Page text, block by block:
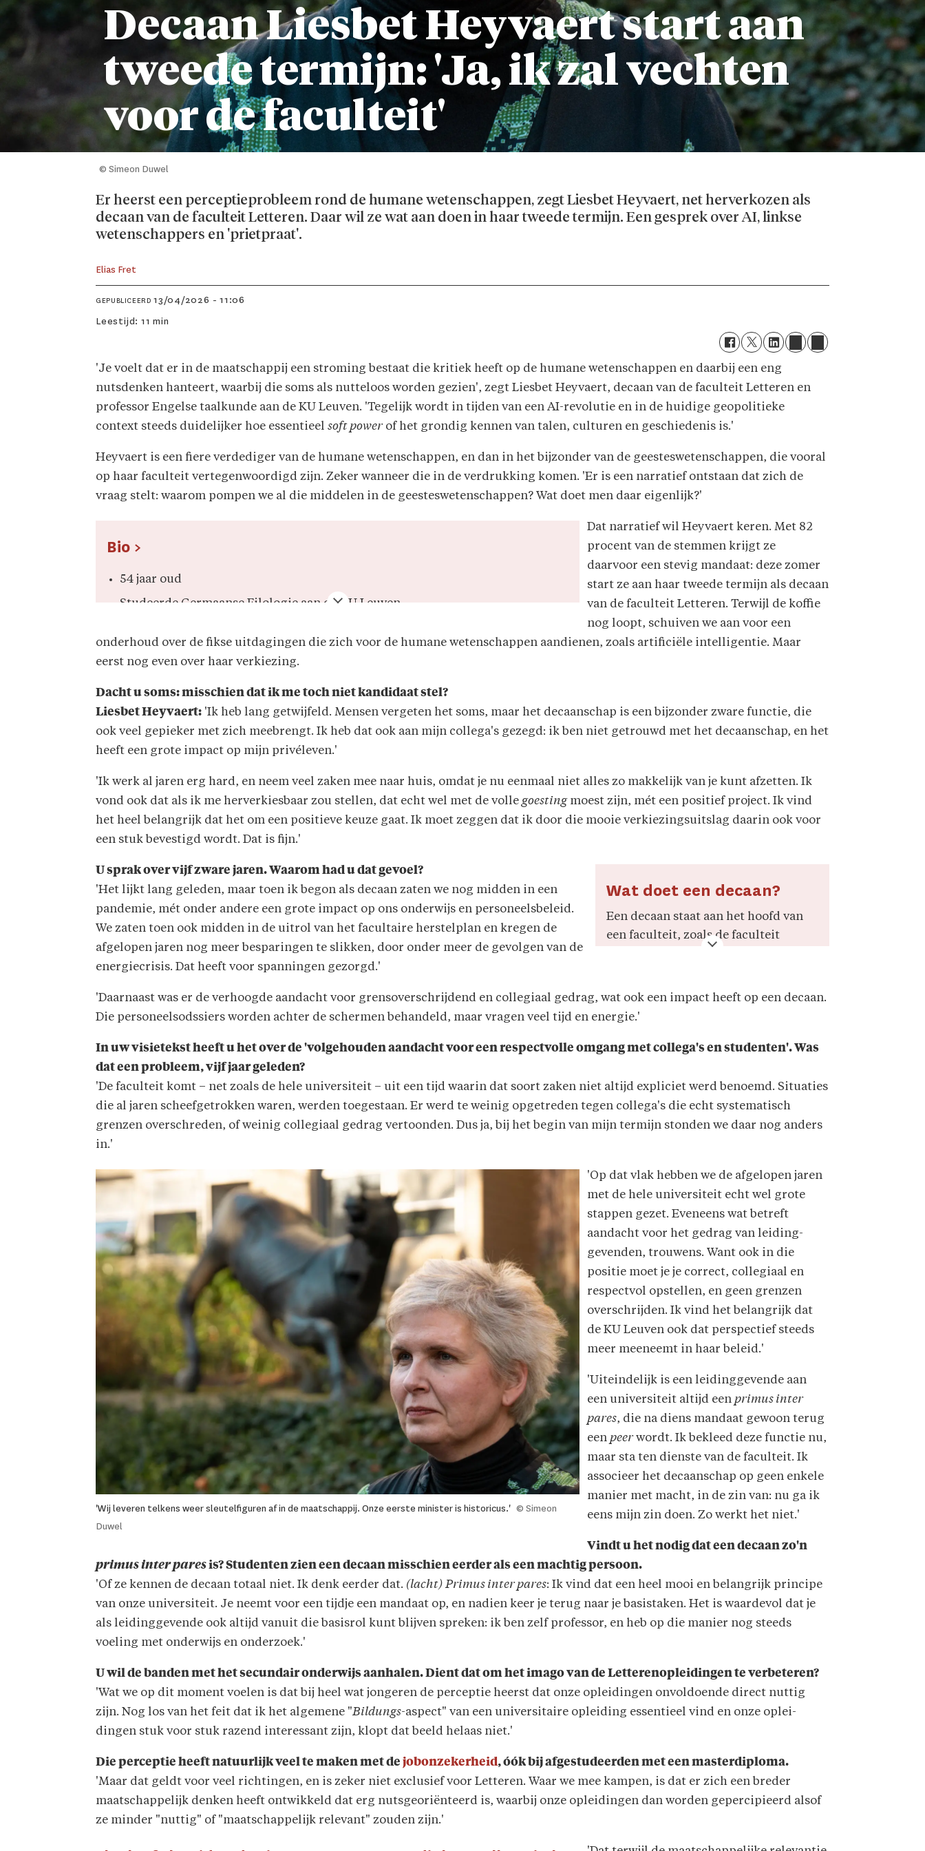
Decaan Liesbet Heyvaert start aan
tweede termijn: 'Ja, ik zal vechten
voor de faculteit'
© Simeon Duwel
Er heerst een perceptieprobleem rond de humane wetenschappen, zegt Liesbet Heyvaert, net herverkozen als
decaan van de faculteit Letteren. Daar wil ze wat aan doen in haar tweede termijn. Een gesprek over AI, linkse
wetenschappers en 'prietpraat'.
Elias Fret
GEPUBLICEERD
13/04/2026 - 11:06
Leestijd: 11 min
'Je voelt dat er in de maatschappij een stroming bestaat die kritiek heeft op de humane wetenschappen en daarbij een eng
nutsdenken hanteert, waarbij die soms als nutteloos worden gezien', zegt Liesbet Heyvaert, decaan van de faculteit Letteren en
professor Engelse taalkunde aan de KU Leuven. 'Tegelijk wordt in tijden van een AI-revolutie en in de huidige geopolitieke
context steeds duidelijker hoe essentieelsoft powerof het grondig kennen van talen, culturen en geschiedenis is.'
Heyvaert is een fiere verdediger van de humane wetenschappen, en dan in het bijzonder van de geesteswetenschappen, die vooral
op haar faculteit vertegenwoordigd zijn. Zeker wanneer die in de verdrukking komen. 'Er is een narratief ontstaan dat zich de
vraag stelt: waarom pompen we al die middelen in de geesteswetenschappen? Wat doet men daar eigenlijk?'
Bio >
54 jaar oud
Studeerde Germaanse Filologie aan de KU Leuven
grammatica aan de Macquarie University in Sydney
Vicedecaan Onderwijs aan de faculteit Letteren tussen 2015 en 2021
Voor een eerste keer verkozen als decaan in 2021, en in 2026 voor een tweede
Dat narratief wil Heyvaert keren. Met 82
procent van de stemmen krijgt ze
daarvoor een stevig mandaat: deze zomer
start ze aan haar tweede termijn als decaan
van de faculteit Letteren. Terwijl de koffie
nog loopt, schuiven we aan voor een
onderhoud over de fikse uitdagingen die zich voor de humane wetenschappen aandienen, zoals artificiële intelligentie. Maar
eerst nog even over haar verkiezing.
Dacht u soms: misschien dat ik me toch niet kandidaat stel?
Liesbet Heyvaert: 'Ik heb lang getwijfeld. Mensen vergeten het soms, maar het decaanschap is een bijzonder zware functie, die
ook veel gepieker met zich meebrengt. Ik heb dat ook aan mijn collega's gezegd: ik ben niet getrouwd met het decaanschap, en het
heeft een grote impact op mijn privéleven.'
'Ik werk al jaren erg hard, en neem veel zaken mee naar huis, omdat je nu eenmaal niet alles zo makkelijk van je kunt afzetten. Ik
vond ook dat als ik me herverkiesbaar zou stellen, dat echt wel met de vollegoestingmoest zijn, mét een positief project. Ik vind
het heel belangrijk dat het om een positieve keuze gaat. Ik moet zeggen dat ik door die mooie verkiezingsuitslag daarin ook voor
een stuk bevestigd wordt. Dat is fijn.'
Wat doet een decaan?
Een decaan staat aan het hoofd van
een faculteit, zoals de faculteit
studen­ten- en personeelsbeleid aan
zo'n facul­teit. Het gaat telkens om
aan zet is.
U sprak over vijf zware jaren. Waarom had u dat gevoel?
'Het lijkt lang geleden, maar toen ik begon als decaan zaten we nog midden in een
pandemie, mét onder andere een grote impact op ons onderwijs en personeelsbeleid.
We zaten toen ook midden in de uitrol van het facultaire herstelplan en kregen de
afgelopen jaren nog meer besparingen te slikken, door onder meer de gevolgen van de
energiecrisis. Dat heeft voor spanningen gezorgd.'
'Daarnaast was er de verhoogde aandacht voor grensoverschrijdend en collegiaal gedrag, wat ook een impact heeft op een decaan.
Die personeelsodssiers worden achter de schermen behandeld, maar vragen veel tijd en energie.'
In uw visietekst heeft u het over de 'volgehouden aandacht voor een respectvolle omgang met collega's en studenten'. Was
dat een probleem, vijf jaar geleden?
'De faculteit komt – net zoals de hele universiteit – uit een tijd waarin dat soort zaken niet altijd expliciet werd benoemd. Situaties
die al jaren scheefgetrokken waren, werden toegestaan. Er werd te weinig opgetreden tegen collega's die echt syste­matisch
grenzen overschreden, of weinig collegiaal gedrag vertoonden. Dus ja, bij het begin van mijn termijn stonden we daar nog anders
in.'
'Wij leveren telkens weer sleutelfiguren af in de maatschappij. Onze eerste minister is historicus.' © Simeon
Duwel
'Op dat vlak hebben we de afgelopen jaren
met de hele universiteit echt wel grote
stappen gezet. Eveneens wat betreft
aandacht voor het gedrag van leiding­
gevenden, trouwens. Want ook in die
positie moet je je correct, collegiaal en
respectvol opstellen, en geen grenzen
overschrijden. Ik vind het belangrijk dat
de KU Leuven ook dat perspectief steeds
meer meeneemt in haar beleid.'
'Uiteindelijk is een leidinggevende aan
een universiteit altijd een primus inter
pares, die na diens mandaat gewoon terug
een peerwordt. Ik bekleed deze functie nu,
maar sta ten dienste van de faculteit. Ik
associeer het decaanschap op geen enkele
manier met macht, in de zin van: nu ga ik
eens mijn zin doen. Zo werkt het niet.'
Vindt u het nodig dat een decaan zo'n
primus inter paresis? Studenten zien een decaan misschien eerder als een machtig persoon.
'Of ze kennen de decaan totaal niet. Ik denk eerder dat. (lacht) Primus inter pares: Ik vind dat een heel mooi en belangrijk principe
van onze universiteit. Je neemt voor een tijdje een mandaat op, en nadien keer je terug naar je basistaken. Het is waardevol dat je
als leidinggevende ook altijd vanuit die basisrol kunt blijven spreken: ik ben zelf professor, en heb op die manier nog steeds
voeling met onderwijs en onderzoek.'
U wil de banden met het secundair onderwijs aanhalen. Dient dat om het imago van de Letterenopleidingen te verbeteren?
'Wat we op dit moment voelen is dat bij heel wat jongeren de perceptie heerst dat onze opleidingen onvoldoende direct nuttig
zijn. Nog los van het feit dat ik het algemene "Bildungs-aspect" van een universitaire opleiding essentieel vind en onze oplei­
dingen stuk voor stuk razend interessant zijn, klopt dat beeld helaas niet.'
Die perceptie heeft natuurlijk veel te maken met dejobonzekerheid, óók bij afgestudeerden met een masterdiploma.
'Maar dat geldt voor veel richtingen, en is zeker niet exclusief voor Letteren. Waar we mee kampen, is dat er zich een breder
maatschappelijk denken heeft ontwikkeld dat erg nutsgeoriënteerd is, waarbij onze opleidingen dan worden gepercipieerd alsof
ze minder "nuttig" of "maatschappelijk relevant" zouden zijn.'